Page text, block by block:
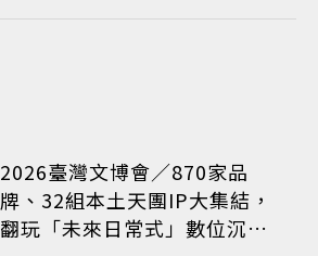
2026臺灣文博會／870家品
牌、32組本土天團IP大集結，
翻玩「未來日常式」數位沉浸